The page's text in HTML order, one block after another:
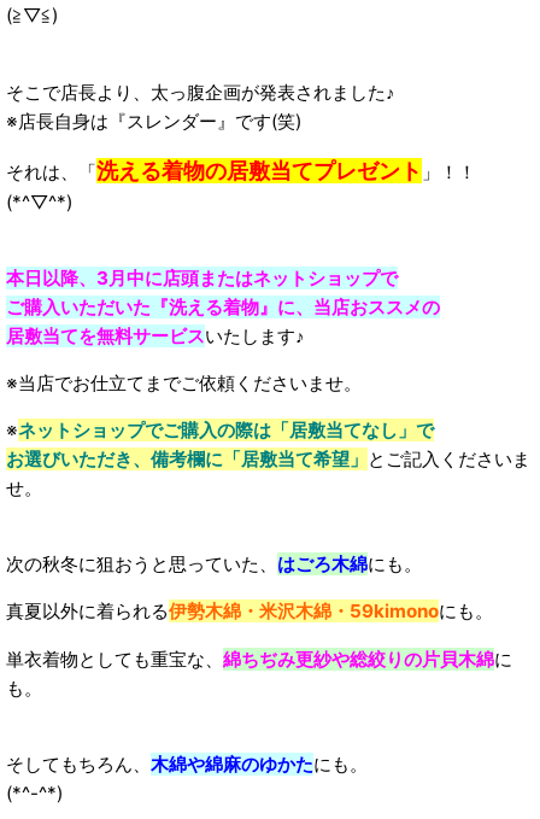
(≧▽≦)
そこで店長より、太っ腹企画が発表されました♪
※店長自身は『スレンダー』です(笑)
それは、「洗える着物の居敷当てプレゼント 」！！
(*^▽^*)
本日以降、3月中に店頭またはネットショップで
ご購入いただいた『洗える着物』に、当店おススメの
居敷当てを無料サービスいたします♪
※当店でお仕立てまでご依頼くださいませ。
※ネットショップでご購入の際は「居敷当てなし」で
お選びいただき、 備考欄に「居敷当て希望」 とご記入くださいま
せ。
次の秋冬に狙おうと思っていた、 はごろ木綿にも。
真夏以外に着られる伊勢木綿・米沢木綿・59kimonoにも。
単衣着物としても重宝な、 綿ちぢみ更紗や総絞りの片貝木綿に
も。
そしてもちろん、 木綿や綿麻のゆかたにも。
(*^-^*)